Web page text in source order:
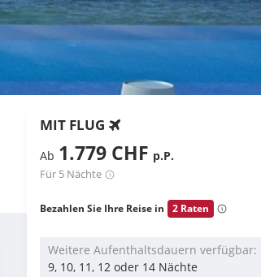
MIT FLUG
Ab 1.779 CHF p.P.
Für 5 Nächte
Bezahlen Sie Ihre Reise in 2 Raten
Weitere Aufenthaltsdauern verfügbar
9, 10, 11, 12 oder 14 Nächte